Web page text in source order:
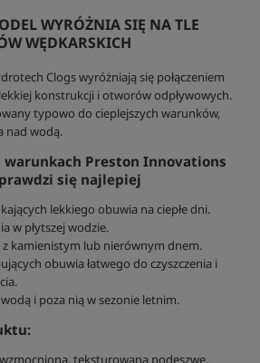
WYRÓŻNIA SIĘ NA TLE
WĘDKARSKICH
Clogs wyróżniają się połączeniem
konstrukcji i otworów odpływowych.
typowo do cieplejszych warunków,
nad wodą.
warunkach Preston Innovations
się najlepiej
lekkiego obuwia na ciepłe dni.
w płytszej wodzie.
z kamienistym lub nierównym dnem.
obuwia łatwego do czyszczenia i
i poza nią w sezonie letnim.